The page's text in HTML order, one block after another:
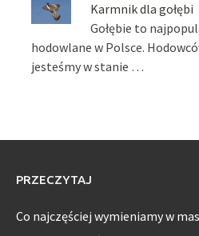
Karmnik dla gołębi
Gołębie to
hodowlane w Polsce.
jesteśmy w stanie …
PRZECZYTAJ
Co najczęściej wymieniamy w